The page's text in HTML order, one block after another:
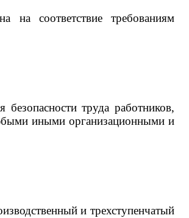
на соответствие требованиям
труда работников,
иными организационными и
и трехступенчатый